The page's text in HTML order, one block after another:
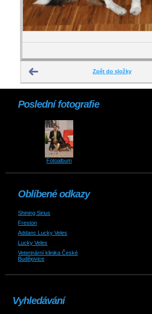
Zpět do složky
Poslední fotografie
Fotoalbum
Oblíbené odkazy
Shining Sirius
Freston
Addanc Lucky Veles
Lucky Veles
Veterinární klinika České
Budějovice
Vyhledávání